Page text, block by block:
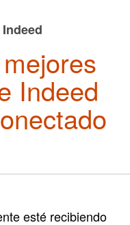
Indeed
esté recibiendo